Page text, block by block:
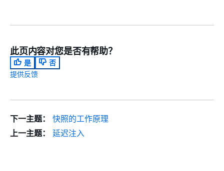
此页内容对您是否有帮助？
是
否
提供反馈
下一主题：
快照的工作原理
上一主题：
延迟注入